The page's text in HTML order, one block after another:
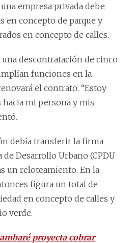
empresa privada debe
en concepto de parque y
en concepto de calles.
descontratación de cinco
funciones en la
el contrato. “Estoy
mi persona y mis
debía transferir la firma
de Desarrollo Urbano (CPDU
un reloteamiento. En la
figura un total de
en concepto de calles y
verde.
proyecta cobrar